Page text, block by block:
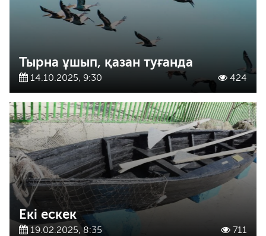
Тырна ұшып, қазан туғанда
14.10.2025, 9:30 424
Екі ескек
19.02.2025, 8:35 711